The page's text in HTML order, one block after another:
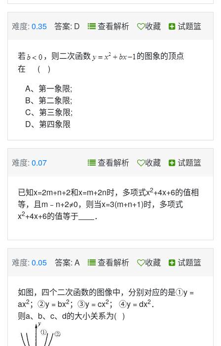
难度: 0.35 答案: D 查看解析 收藏 试题篮
若 ，则二次函数
的图象的顶点
在 ( )
A、第一象限;
B、第二象限;
C、第三象限;
D、第四象限
难度: 0.07 查看解析 收藏 试题篮
已知x=2m+n+2和x=m+2n时，多项式x2+4x+6的值相
等，且m﹣n+2≠0，则当x=3(m+n+1)时，多项式
x2+4x+6的值等于 ．
难度: 0.05 答案: A 查看解析 收藏 试题篮
如图，四个二次函数的图像中，分别对应的是①y =
ax2 ；②y = bx2 ；③y = cx2 ； ④y = dx2．
则a、b、c、d的大小关系为( )